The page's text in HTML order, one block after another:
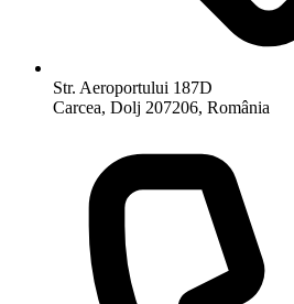
Str. Aeroportului 187D
Carcea, Dolj 207206, România